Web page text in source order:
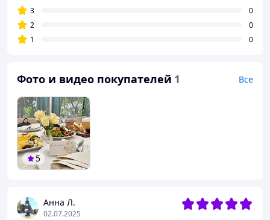
Анна Л.
02.07.2025
3
0
2
0
1
0
Фото и видео покупателей 1 Все
5